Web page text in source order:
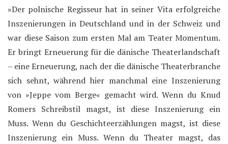
»Der polnische Regisseur hat in seiner Vita erfolgreiche
Inszenierungen in Deutschland und in der Schweiz und
war diese Saison zum ersten Mal am Teater Momentum.
Er bringt Erneuerung für die dänische Theaterlandschaft
– eine Erneuerung, nach der die dänische Theaterbranche
sich sehnt, während hier manchmal eine Inszenierung
von »Jeppe vom Berge« gemacht wird. Wenn du Knud
Romers Schreibstil magst, ist diese Inszenierung ein
Muss. Wenn du Geschichteerzählungen magst, ist diese
Inszenierung ein Muss. Wenn du Theater magst, das